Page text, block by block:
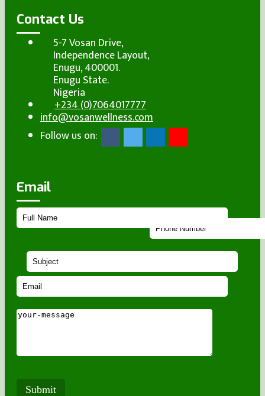
Contact Us
5-7 Vosan Drive,
Independence Layout,
Enugu, 400001.
Enugu State.
Nigeria
+234 (0)7064017777
info@vosanwellness.com
Follow us on:
Email